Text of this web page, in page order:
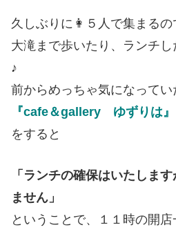
久しぶりに👩５人で集まるの
大滝まで歩いたり、ランチ
♪
前からめっちゃ気になってい
『cafe＆gallery ゆずりは』
をすると
「ランチの確保はいたしま
ません」
ということで、１１時の開